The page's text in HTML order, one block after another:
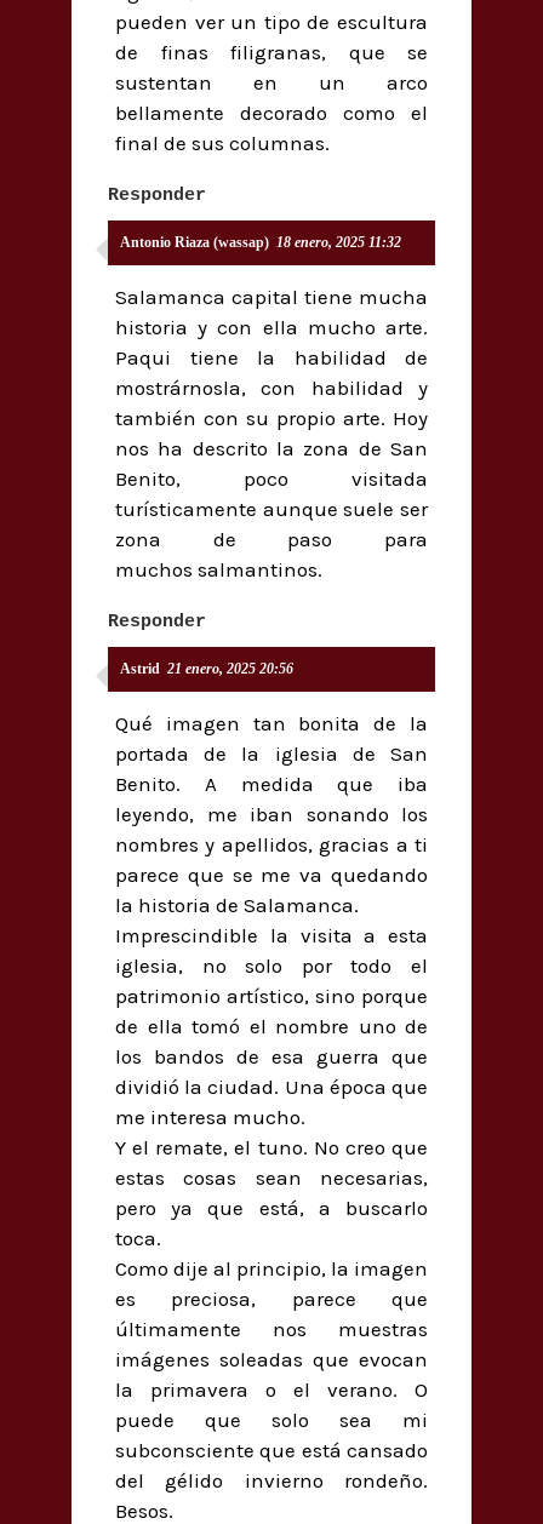
pueden ver un tipo de escultura
de finas filigranas, que se
sustentan en un arco
bellamente decorado como el
final de sus columnas.
Responder
Antonio Riaza (wassap) 18 enero, 2025 11:32
Salamanca capital tiene mucha
historia y con ella mucho arte.
Paqui tiene la habilidad de
mostrárnosla, con habilidad y
también con su propio arte. Hoy
nos ha descrito la zona de San
Benito, poco visitada
turísticamente aunque suele ser
zona de paso para
muchos salmantinos.
Responder
Astrid 21 enero, 2025 20:56
Qué imagen tan bonita de la
portada de la iglesia de San
Benito. A medida que iba
leyendo, me iban sonando los
nombres y apellidos, gracias a ti
parece que se me va quedando
la historia de Salamanca.
Imprescindible la visita a esta
iglesia, no solo por todo el
patrimonio artístico, sino porque
de ella tomó el nombre uno de
los bandos de esa guerra que
dividió la ciudad. Una época que
me interesa mucho.
Y el remate, el tuno. No creo que
estas cosas sean necesarias,
pero ya que está, a buscarlo
toca.
Como dije al principio, la imagen
es preciosa, parece que
últimamente nos muestras
imágenes soleadas que evocan
la primavera o el verano. O
puede que solo sea mi
subconsciente que está cansado
del gélido invierno rondeño.
Besos.